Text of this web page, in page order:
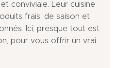
conviviale. Leur cuisine
frais, de saison et
Ici, presque tout est
pour vous offrir un vrai